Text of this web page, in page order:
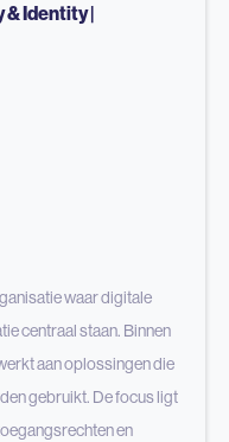
& Identity |
waar digitale
centraal staan. Binnen
aan oplossingen die
gebruikt. De focus ligt
en